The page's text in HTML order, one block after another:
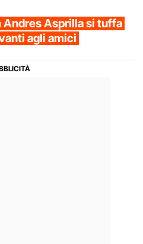
Andres Asprilla si tuffa
agli amici